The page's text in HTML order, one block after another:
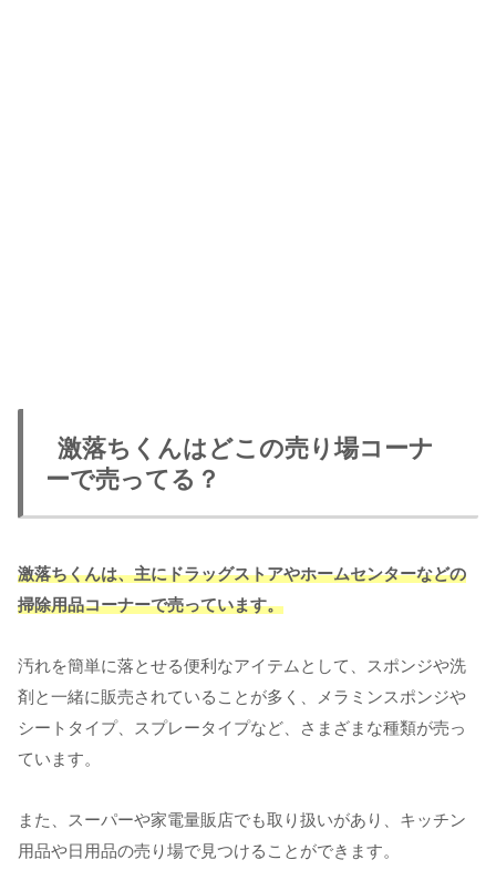
激落ちくんはどこの売り場コーナ
ーで売ってる？
激落ちくんは、主にドラッグストアやホームセンターなどの
掃除用品コーナーで売っています。
汚れを簡単に落とせる便利なアイテムとして、スポンジや洗
剤と一緒に販売されていることが多く、メラミンスポンジや
シートタイプ、スプレータイプなど、さまざまな種類が売っ
ています。
また、スーパーや家電量販店でも取り扱いがあり、キッチン
用品や日用品の売り場で見つけることができます。